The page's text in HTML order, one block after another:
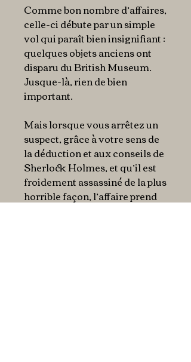
Comme bon nombre d’affaires,
celle-ci débute par un simple
vol qui paraît bien insignifiant :
quelques objets anciens ont
disparu du British Museum.
Jusque-là, rien de bien
important.
Mais lorsque vous arrêtez un
suspect, grâce à votre sens de
la déduction et aux conseils de
Sherlock Holmes, et qu’il est
froidement assassiné de la plus
horrible façon, l’affaire prend